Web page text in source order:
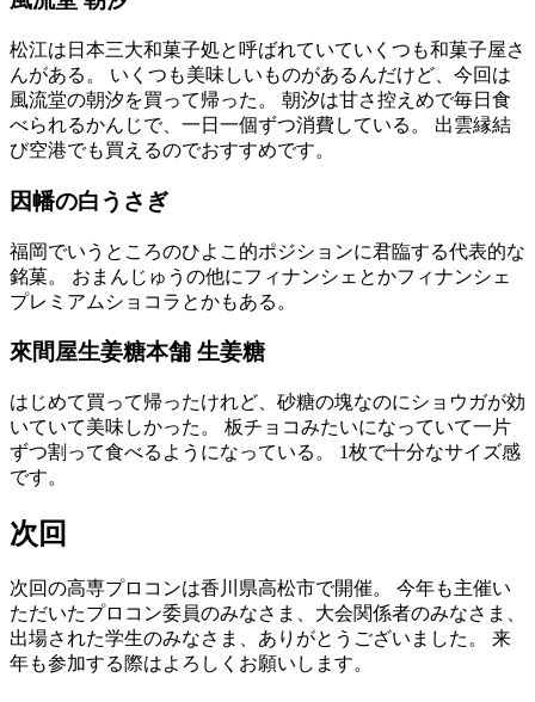
松江は 日本三大和菓子処と呼ばれていていくつも和菓子屋さ
んがある。 いくつも美味 しいものがあるんだけど、 今回 は
風流堂の朝汐を買って帰った。 朝汐は甘さ控えめで毎日 食
べられるかんじで、 一日 一個ずつ消費している。 出雲縁結
び空港でも買 えるのでおすすめです。
因幡の白 うさぎ
福岡でいうところのひよこ 的ポジションに君臨する代表的な
銘菓。 おまんじゅうの他にフィナンシェとかフィナンシェ
プレミアムショコラとかもある。
來間屋生姜糖本舗 生姜糖
はじめて買って帰ったけれど、 砂糖の塊なのにショウガが効
いていて美味 しかった。 板チョコみたいになっていて一片
ずつ割 って食べるようになっている。 1枚で十分なサイズ感
です。
次回
次回の高専プロコンは香川県高松市で開催。 今年も主催い
ただいたプロコン委員のみなさま、 大会関係者のみなさま、
出場された学生のみなさま、ありがとうございました。 来
年も参加する際はよろしくお願いします。